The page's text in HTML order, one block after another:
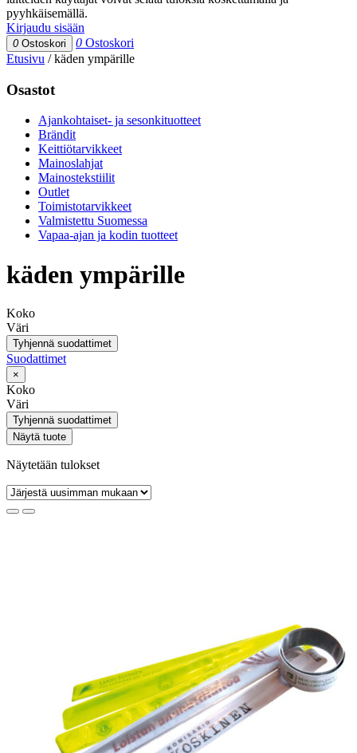
pyyhkäisemällä.
Kirjaudu sisään
0 Ostoskori 0 Ostoskori
Etusivu /käden ympärille
Osastot
Ajankohtaiset- ja sesonkituotteet
Brändit
Keittiötarvikkeet
Mainoslahjat
Mainostekstiilit
Outlet
Toimistotarvikkeet
Valmistettu Suomessa
Vapaa-ajan ja kodin tuotteet
käden ympärille
Koko
Väri
Tyhjennä suodattimet
Suodattimet
×
Koko
Väri
Tyhjennä suodattimet
Näytä tuote
Näytetään tulokset